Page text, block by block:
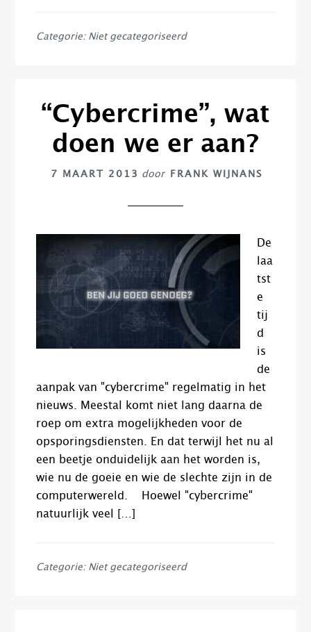
Categorie: Niet gecategoriseerd
“Cybercrime”, wat
doen we er aan?
7 MAART 2013 door FRANK WIJNANS
De
laa
tst
e
tij
d
is
de
aanpak van "cybercrime" regelmatig in het
nieuws. Meestal komt niet lang daarna de
roep om extra mogelijkheden voor de
opsporingsdiensten. En dat terwijl het nu al
een beetje onduidelijk aan het worden is,
wie nu de goeie en wie de slechte zijn in de
computerwereld. Hoewel "cybercrime"
natuurlijk veel […]
Categorie: Niet gecategoriseerd